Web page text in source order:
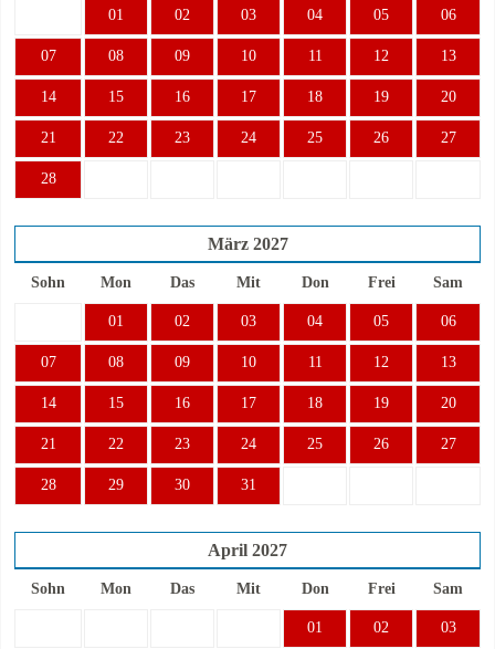
01 02 03 04 05 06
07 08 09 10 11 12 13
14 15 16 17 18 19 20
21 22 23 24 25 26 27
28
März 2027
Sohn Mon Das Mit Don Frei Sam
01 02 03 04 05 06
07 08 09 10 11 12 13
14 15 16 17 18 19 20
21 22 23 24 25 26 27
28 29 30 31
April 2027
Sohn Mon Das Mit Don Frei Sam
01 02 03